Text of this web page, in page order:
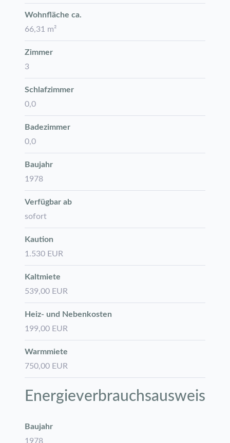
Wohnfläche ca.
66,31 m²
Zimmer
3
Schlafzimmer
0,0
Badezimmer
0,0
Baujahr
1978
Verfügbar ab
sofort
Kaution
1.530 EUR
Kaltmiete
539,00 EUR
Heiz- und Nebenkosten
199,00 EUR
Warmmiete
750,00 EUR
Energie­verbrauchs­ausweis
Baujahr
1978